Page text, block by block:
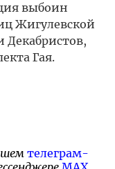
выбоин
Жигулевской
Гая.
телеграм-